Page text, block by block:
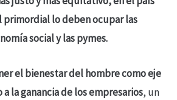
primordial lo deben ocupar las
social y las pymes.
el bienestar del hombre como eje
la ganancia de los empresarios, un